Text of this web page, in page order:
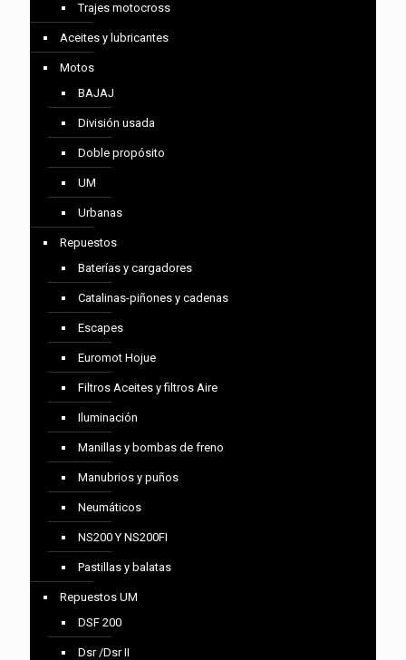
Trajes motocross
Aceites y lubricantes
Motos
BAJAJ
División usada
Doble propósito
UM
Urbanas
Repuestos
Baterías y cargadores
Catalinas-piñones y cadenas
Escapes
Euromot Hojue
Filtros Aceites y filtros Aire
Iluminación
Manillas y bombas de freno
Manubrios y puños
Neumáticos
NS200 Y NS200FI
Pastillas y balatas
Repuestos UM
DSF 200
Dsr /Dsr II